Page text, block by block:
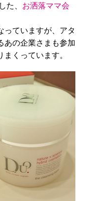
た、 お洒落ママ会
っていますが、アタ
あの企業さまも参加
くっています。